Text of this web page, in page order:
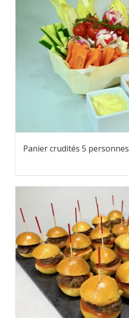
Panier crudités 5 personnes